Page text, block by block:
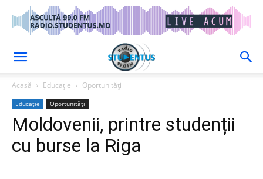
Acasă Educație Oportunități
Educație Oportunități
Moldovenii, printre studenții
cu burse la Riga